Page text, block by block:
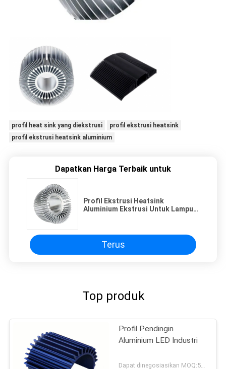
profil heat sink yang diekstrusi
profil ekstrusi heatsink
profil ekstrusi heatsink aluminium
Dapatkan Harga Terbaik untuk
Profil Ekstrusi Heatsink
Aluminium Ekstrusi Untuk Lampu
Terus
Top produk
Profil Pendingin
Aluminium LED Industri
Dapat dinegosiasikan MOQ:500KGS